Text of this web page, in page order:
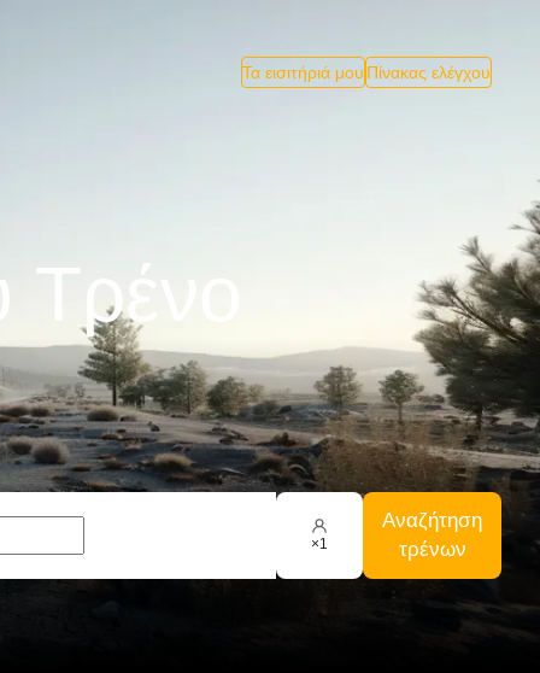
Τα εισιτήριά μου Πίνακας ελέγχου
×1
Αναζήτηση
τρένων